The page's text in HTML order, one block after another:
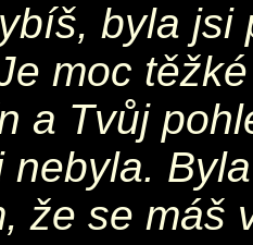
byla jsi
moc
a Tvůj
nebyla.
že se máš